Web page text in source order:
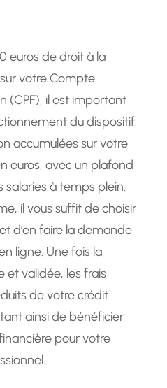
euros de droit à la
votre Compte
(CPF), il est important
du dispositif.
accumulées sur votre
euros, avec un plafond
salariés à temps plein.
il vous suffit de choisir
d’en faire la demande
ligne. Une fois la
et validée, les frais
de votre crédit
ainsi de bénéficier
pour votre